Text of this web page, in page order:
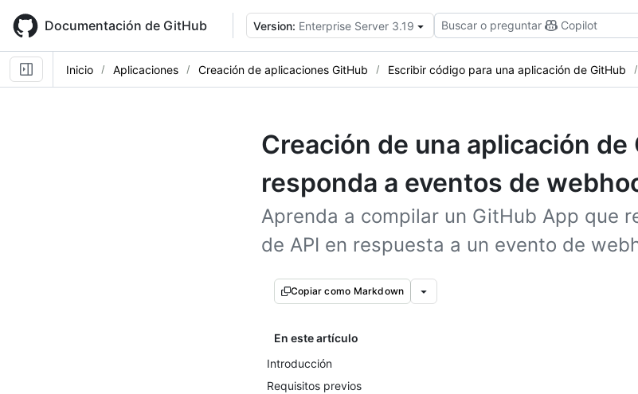
main
content
Documentación de GitHub Version: Enterprise Server 3.19 Buscar o preguntar Copilot
Inicio Aplicaciones Creación de aplicaciones GitHub Escribir código para una aplicación de GitHub
Creación de una aplicación de
responda a eventos de
Aprenda a compilar un GitHub App que
de API en respuesta a un evento de
Copiar como Markdown
En este artículo
Introducción
Requisitos previos